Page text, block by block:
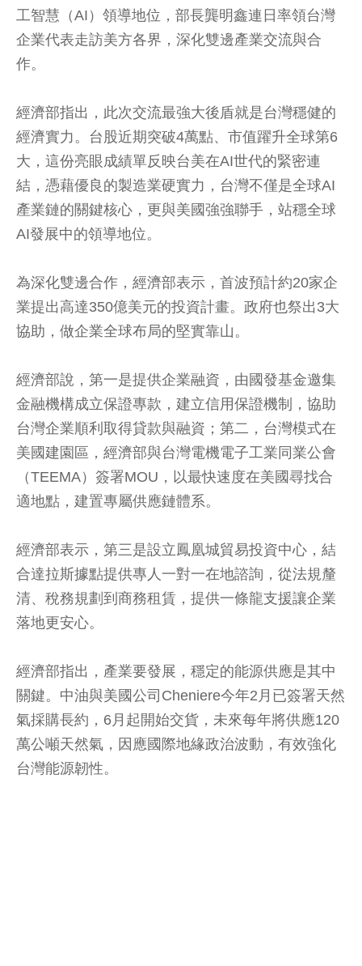
工智慧（AI）領導地位，部長龔明鑫連日率領台灣
企業代表走訪美方各界，深化雙邊產業交流與合
作。
經濟部指出，此次交流最強大後盾就是台灣穩健的
經濟實力。台股近期突破4萬點、市值躍升全球第6
大，這份亮眼成績單反映台美在AI世代的緊密連
結，憑藉優良的製造業硬實力，台灣不僅是全球AI
產業鏈的關鍵核心，更與美國強強聯手，站穩全球
AI發展中的領導地位。
為深化雙邊合作，經濟部表示，首波預計約20家企
業提出高達350億美元的投資計畫。政府也祭出3大
協助，做企業全球布局的堅實靠山。
經濟部說，第一是提供企業融資，由國發基金邀集
金融機構成立保證專款，建立信用保證機制，協助
台灣企業順利取得貸款與融資；第二，台灣模式在
美國建園區，經濟部與台灣電機電子工業同業公會
（TEEMA）簽署MOU，以最快速度在美國尋找合
適地點，建置專屬供應鏈體系。
經濟部表示，第三是設立鳳凰城貿易投資中心，結
合達拉斯據點提供專人一對一在地諮詢，從法規釐
清、稅務規劃到商務租賃，提供一條龍支援讓企業
落地更安心。
經濟部指出，產業要發展，穩定的能源供應是其中
關鍵。中油與美國公司Cheniere今年2月已簽署天然
氣採購長約，6月起開始交貨，未來每年將供應120
萬公噸天然氣，因應國際地緣政治波動，有效強化
台灣能源韌性。